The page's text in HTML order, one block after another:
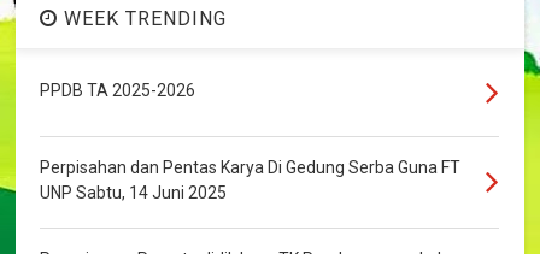
WEEK TRENDING
PPDB TA 2025-2026
Perpisahan dan Pentas Karya Di Gedung Serba Guna FT
UNP Sabtu, 14 Juni 2025